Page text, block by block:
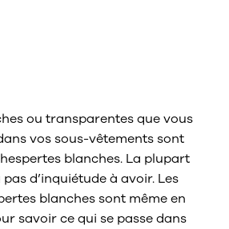
ou transparentes que vous
vos sous-vêtements sont
blanches. La plupart
pas d’inquiétude à avoir. Les
blanches sont même en
savoir ce qui se passe dans